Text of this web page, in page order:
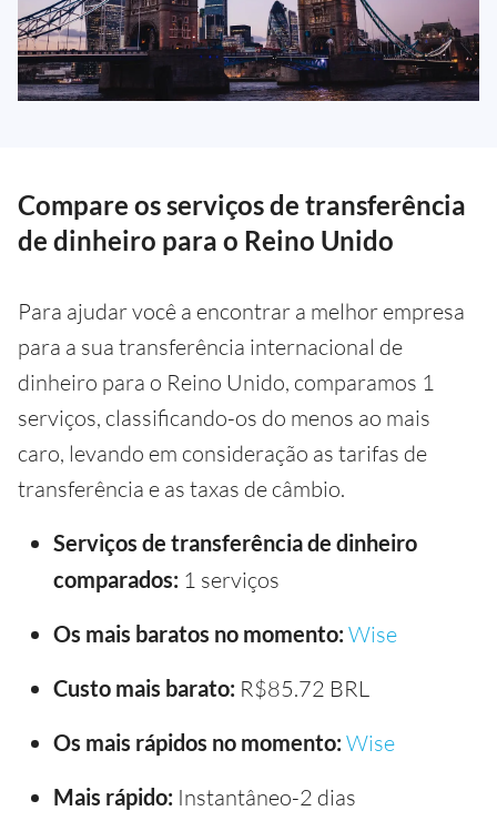
Compare os serviços de transferência
de dinheiro para o Reino Unido
Para ajudar você a encontrar a melhor empresa
para a sua transferência internacional de
dinheiro para o Reino Unido, comparamos 1
serviços, classificando-os do menos ao mais
caro, levando em consideração as tarifas de
transferência e as taxas de câmbio.
Serviços de transferência de dinheiro
comparados: 1 serviços
Os mais baratos no momento: Wise
Custo mais barato: R$85.72 BRL
Os mais rápidos no momento: Wise
Mais rápido: Instantâneo-2 dias